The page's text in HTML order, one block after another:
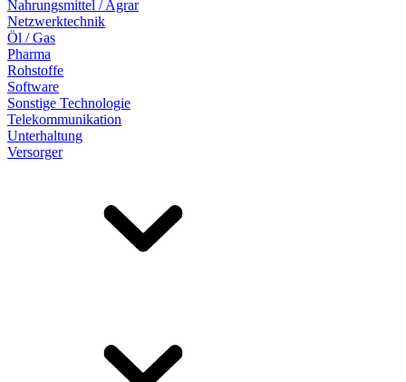
Nahrungsmittel / Agrar
Netzwerktechnik
Öl / Gas
Pharma
Rohstoffe
Software
Sonstige Technologie
Telekommunikation
Unterhaltung
Versorger